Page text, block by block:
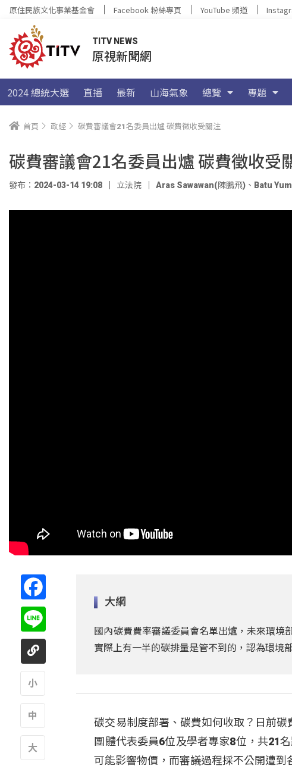
原住民族文化事業基金會 Facebook 粉絲專頁 YouTube 頻道
TITV NEWS
原視新聞網
2024 總統大選 直播 最新 山海氣象 總覽 專題
首頁 政經 碳費審議會21名委員出爐 碳費徵收受關注
碳費審議會21名委員出爐 碳費徵收受
發布：2024-03-14 19:08 立法院 Aras Sawawan(陳鵬飛) 、 Batu
大綱
國內碳費費率審議委員會名單出爐，未來環境
實際上有一半的碳排量是管不到的，認為環境
碳交易制度部署、碳費如何收取？日前
團體代表委員6位及學者專家8位，共21
可能影響物價，而審議過程採不公開遭到